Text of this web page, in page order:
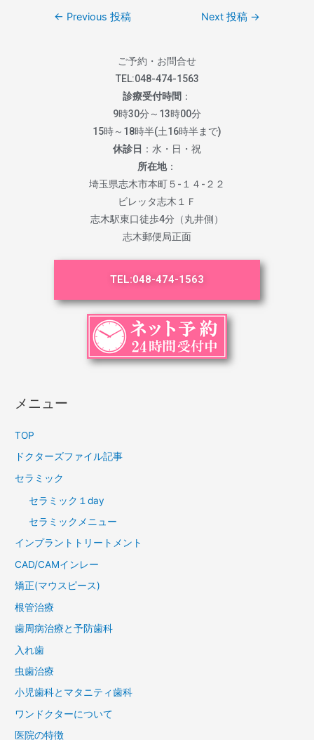
← Previous 投稿 Next 投稿 →
ご予約・お問合せ
TEL:048-474-1563
診療受付時間 ：
9時30分～13時00分
15時～18時半(土16時半まで)
休診日 ：水・日・祝
所在地：
埼玉県志木市本町５-１４-２２
ビレッタ志木１Ｆ
志木駅東口徒歩4分（丸井側）
志木郵便局正面
TEL:048-474-1563
メニュー
TOP
ドクターズファイル記事
セラミック
セラミック１day
セラミックメニュー
インプラントトリートメント
CAD/CAMインレー
矯正(マウスピース)
根管治療
歯周病治療と予防歯科
入れ歯
虫歯治療
小児歯科とマタニティ歯科
ワンドクターについて
医院の特徴